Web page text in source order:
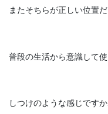
またそちらが正しい位置
普段の生活から意識して
しつけのような感じですか